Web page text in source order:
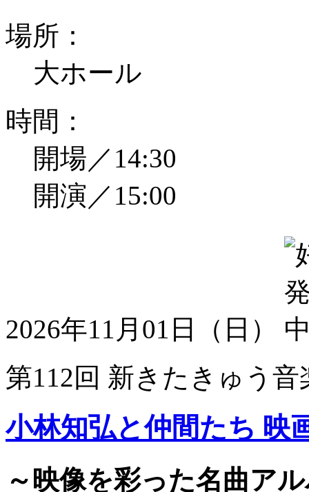
場所：
大ホール
時間：
開場／14:30
開演／15:00
2026年11月01日（日）
第112回 新きたきゅう音
小林知弘と仲間たち 映
～映像を彩った名曲ア